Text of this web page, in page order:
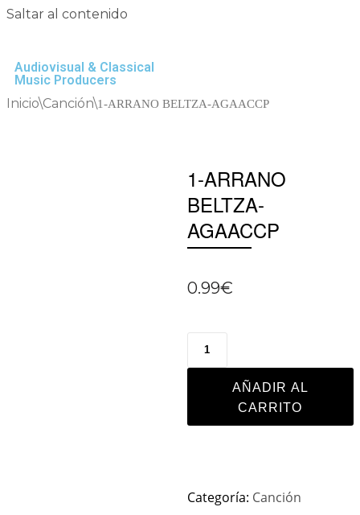
Saltar al contenido
Audiovisual & Classical
Music Producers
Inicio\Canción\1-ARRANO BELTZA-AGAACCP
1-ARRANO
BELTZA-
AGAACCP
0.99€
AÑADIR AL
CARRITO
Categoría: Canción